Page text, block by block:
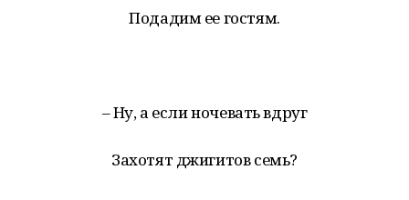
Подадим ее гостям.
– Ну, а если ночевать вдруг
Захотят джигитов семь?